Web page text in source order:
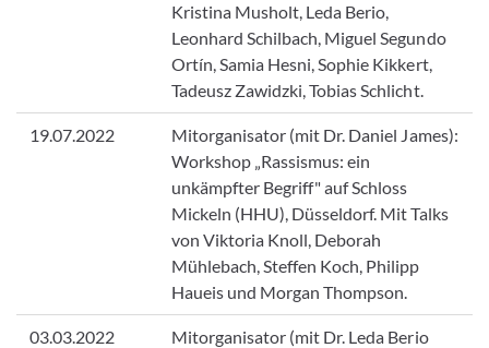
Kristina Musholt, Leda Berio,
Leonhard Schilbach, Miguel Segundo
Ortín, Samia Hesni, Sophie Kikkert,
Tadeusz Zawidzki, Tobias Schlicht.
19.07.2022
Mitorganisator (mit Dr. Daniel James):
Workshop „Rassismus: ein
unkämpfter Begriff" auf Schloss
Mickeln (HHU), Düsseldorf. Mit Talks
von Viktoria Knoll, Deborah
Mühlebach, Steffen Koch, Philipp
Haueis und Morgan Thompson.
03.03.2022
Mitorganisator (mit Dr. Leda Berio